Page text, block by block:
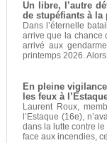
Un libre, l’autre
de stupéfiants à la
Dans l’éternelle
arrive que la chance
arrivé aux
printemps 2026.
En pleine
les feux à
Laurent Roux,
l’Estaque (16e),
dans la lutte contre
face aux incendies,